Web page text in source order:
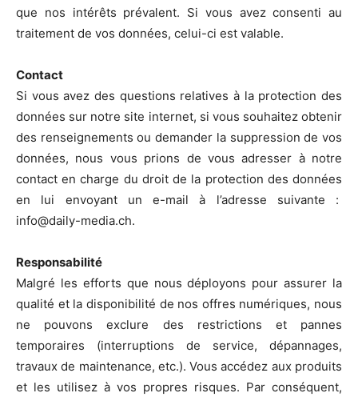
que nos intérêts prévalent. Si vous avez consenti au
traitement de vos données, celui-ci est valable.
Contact
Si vous avez des questions relatives à la protection des
données sur notre site internet, si vous souhaitez obtenir
des renseignements ou demander la suppression de vos
données, nous vous prions de vous adresser à notre
contact en charge du droit de la protection des données
en lui envoyant un e-mail à l’adresse suivante :
info@daily-media.ch.
Responsabilité
Malgré les efforts que nous déployons pour assurer la
qualité et la disponibilité de nos offres numériques, nous
ne pouvons exclure des restrictions et pannes
temporaires (interruptions de service, dépannages,
travaux de maintenance, etc.). Vous accédez aux produits
et les utilisez à vos propres risques. Par conséquent,